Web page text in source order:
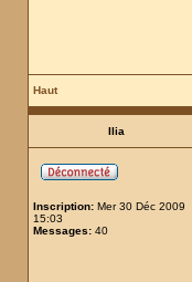
Haut
Ilia
Inscription: Mer 30 Déc 2009
15:03
Messages: 40